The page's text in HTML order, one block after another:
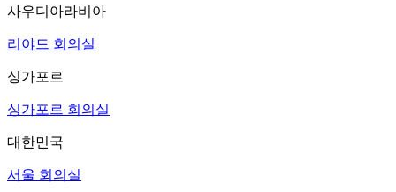
사우디아라비아
리야드 회의실
싱가포르
싱가포르 회의실
대한민국
서울 회의실